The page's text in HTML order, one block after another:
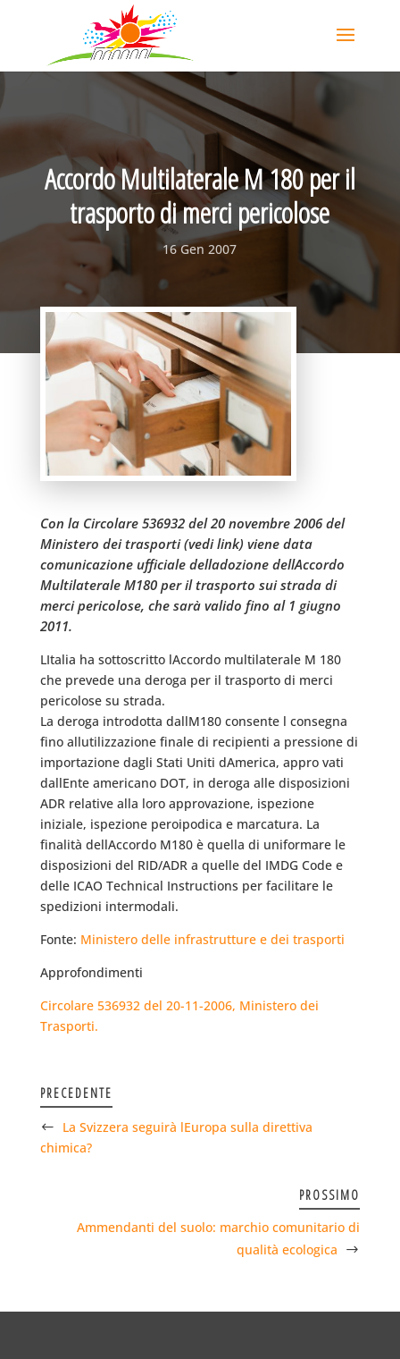
Accordo Multilaterale M 180 per il
trasporto di merci pericolose
16 Gen 2007
Con la Circolare 536932 del 20 novembre 2006 del
Ministero dei trasporti (vedi link) viene data
comunicazione ufficiale delladozione dellAccordo
Multilaterale M180 per il trasporto sui strada di
merci pericolose, che sarà valido fino al 1 giugno
2011.
LItalia ha sottoscritto lAccordo multilaterale M 180
che prevede una deroga per il trasporto di merci
pericolose su strada.
La deroga introdotta dallM180 consente l consegna
fino allutilizzazione finale di recipienti a pressione di
importazione dagli Stati Uniti dAmerica, appro vati
dallEnte americano DOT, in deroga alle disposizioni
ADR relative alla loro approvazione, ispezione
iniziale, ispezione peroipodica e marcatura. La
finalità dellAccordo M180 è quella di uniformare le
disposizioni del RID/ADR a quelle del IMDG Code e
delle ICAO Technical Instructions per facilitare le
spedizioni intermodali.
Fonte: Ministero delle infrastrutture e dei trasporti
Approfondimenti
Circolare 536932 del 20-11-2006, Ministero dei
Trasporti.
PRECEDENTE
La Svizzera seguirà lEuropa sulla direttiva
chimica?
PROSSIMO
Ammendanti del suolo: marchio comunitario di
qualità ecologica